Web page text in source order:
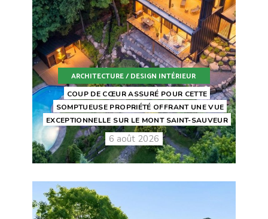
ARCHITECTURE / DESIGN INTÉRIEUR
COUP DE CŒUR ASSURÉ POUR CETTE
SOMPTUEUSE PROPRIÉTÉ OFFRANT UNE VUE
EXCEPTIONNELLE SUR LE MONT SAINT-SAUVEUR
6 août 2026